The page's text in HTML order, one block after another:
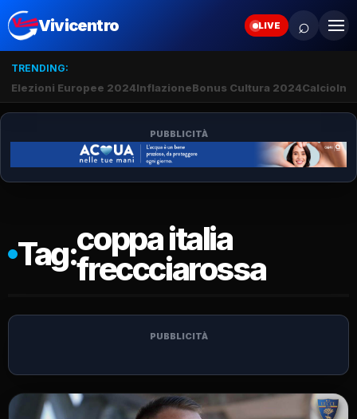
Vivicentro LIVE ⌕
TRENDING:
Elezioni Europee 2024InflazioneBonus Cultura 2024Calcio
PUBBLICITÀ
Tag:coppa italia
freccciarossa
PUBBLICITÀ